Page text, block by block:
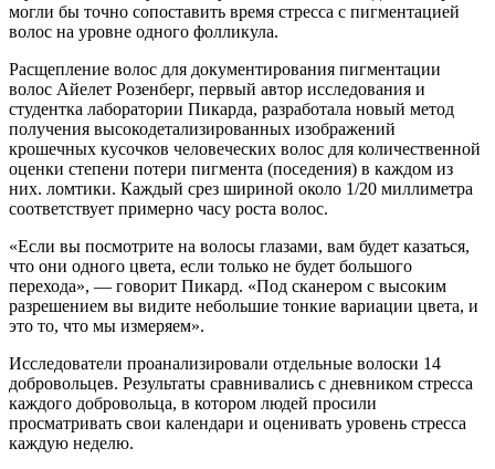
могли бы точно сопоставить время стресса с пигментацией
волос на уровне одного фолликула.
Расщепление волос для документирования пигментации
волос Айелет Розенберг, первый автор исследования и
студентка лаборатории Пикарда, разработала новый метод
получения высокодетализированных изображений
крошечных кусочков человеческих волос для количественной
оценки степени потери пигмента (поседения) в каждом из
них. ломтики. Каждый срез шириной около 1/20 миллиметра
соответствует примерно часу роста волос.
«Если вы посмотрите на волосы глазами, вам будет казаться,
что они одного цвета, если только не будет большого
перехода», — говорит Пикард. «Под сканером с высоким
разрешением вы видите небольшие тонкие вариации цвета, и
это то, что мы измеряем».
Исследователи проанализировали отдельные волоски 14
добровольцев. Результаты сравнивались с дневником стресса
каждого добровольца, в котором людей просили
просматривать свои календари и оценивать уровень стресса
каждую неделю.